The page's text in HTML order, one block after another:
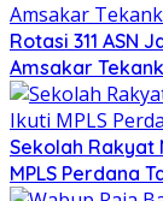
Rotasi 311 ASN
Amsakar
Sekolah Rakyat
MPLS Perdana